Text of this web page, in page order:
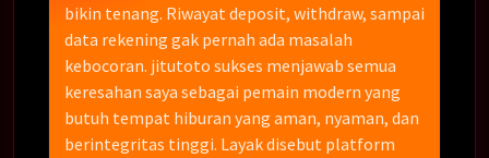
bikin tenang. Riwayat deposit, withdraw, sampai
data rekening gak pernah ada masalah
kebocoran. jitutoto sukses menjawab semua
keresahan saya sebagai pemain modern yang
butuh tempat hiburan yang aman, nyaman, dan
berintegritas tinggi. Layak disebut platform